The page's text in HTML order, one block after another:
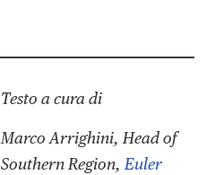
Testo a cura di
Marco Arrighini, Head of
Southern Region, Euler